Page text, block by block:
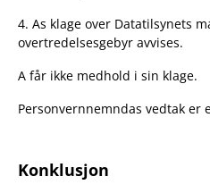
4. As klage over Datatilsynets
overtredelsesgebyr avvises.
A får ikke medhold i sin klage.
Personvernnemndas vedtak er
Konklusjon